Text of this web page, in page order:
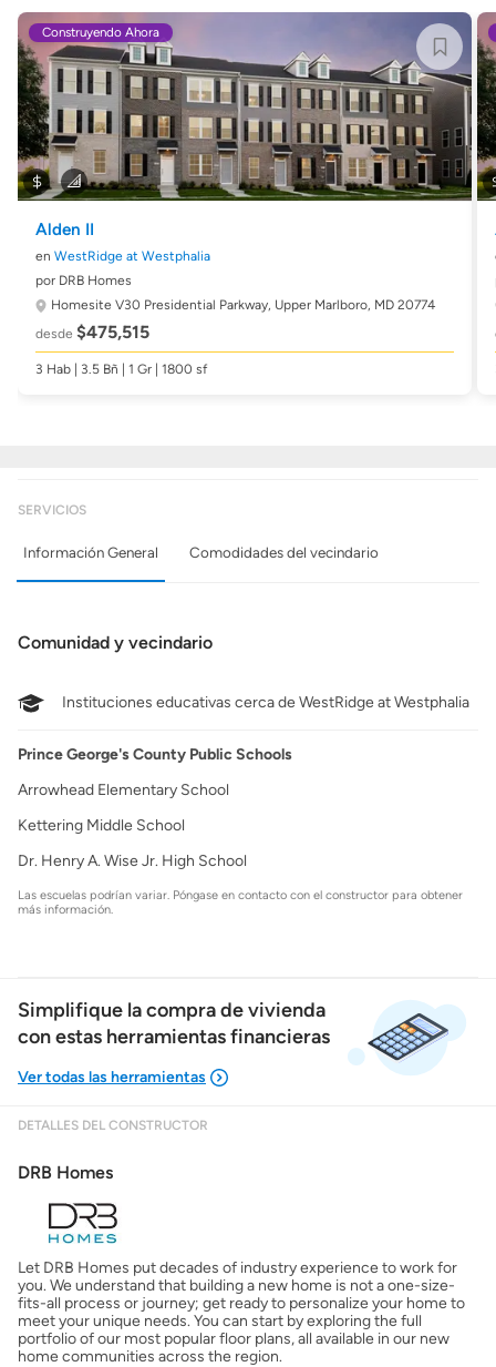
Construyendo Ahora
Alden II
en WestRidge at Westphalia
por DRB Homes
Homesite V30 Presidential Parkway, Upper Marlboro, MD 20774
desde $475,515
3 Hab | 3.5 Bñ | 1 Gr | 1800 sf
SERVICIOS
Información General Comodidades del vecindario
Comunidad y vecindario
Instituciones educativas cerca de WestRidge at Westphalia
Prince George's County Public Schools
Arrowhead Elementary School
Kettering Middle School
Dr. Henry A. Wise Jr. High School
Las escuelas podrían variar. Póngase en contacto con el constructor para obtener
más información.
Simplifique la compra de vivienda
con estas herramientas financieras
Obtener mi puntaje de crédito
Calcular mi hipoteca
DETALLES DEL CONSTRUCTOR
DRB Homes
Let DRB Homes put decades of industry experience to work for
you. We understand that building a new home is not a one-size-
fits-all process or journey; get ready to personalize your home to
meet your unique needs. You can start by exploring the full
portfolio of our most popular floor plans, all available in our new
home communities across the region.